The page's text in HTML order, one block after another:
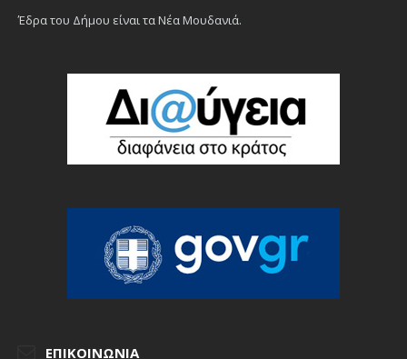
Έδρα του Δήμου είναι τα Νέα Μουδανιά.
ΕΠΙΚΟΙΝΩΝΊΑ